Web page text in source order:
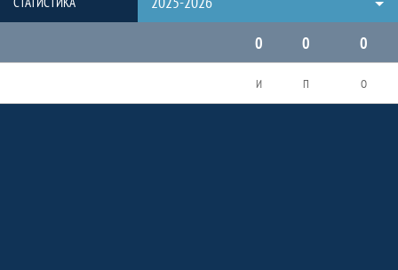
0
0 0
И П О